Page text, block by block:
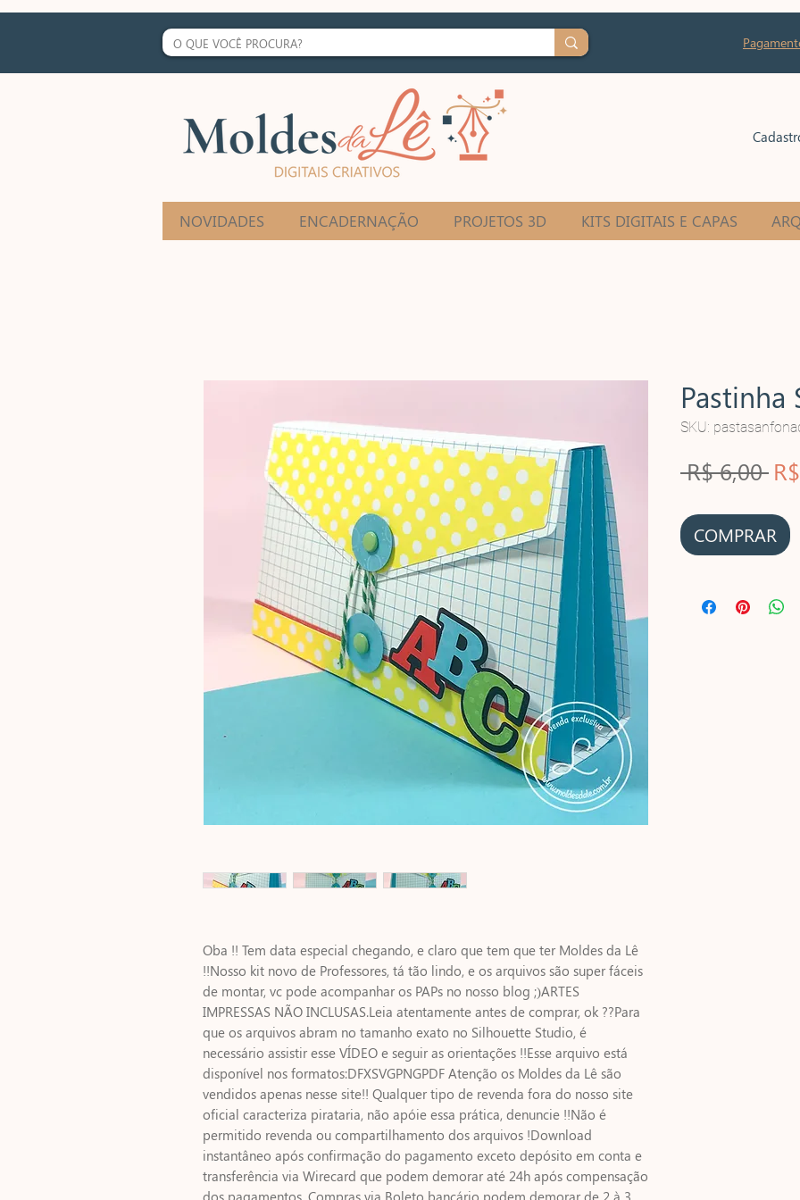
NOVIDADES ENCADERNAÇÃO PROJETOS 3D KITS DIGITAIS E CAPAS
Oba !! Tem data especial chegando, e claro que tem que ter Moldes da Lê
!!Nosso kit novo de Professores, tá tão lindo, e os arquivos são super fáceis
de montar, vc pode acompanhar os PAPs no nosso blog ;)ARTES
IMPRESSAS NÃO INCLUSAS.Leia atentamente antes de comprar, ok ??Para
que os arquivos abram no tamanho exato no Silhouette Studio, é
necessário assistir esse VÍDEO e seguir as orientações !!Esse arquivo está
disponível nos formatos:DFXSVGPNGPDF Atenção os Moldes da Lê são
vendidos apenas nesse site!! Qualquer tipo de revenda fora do nosso site
oficial caracteriza pirataria, não apóie essa prática, denuncie !!Não é
permitido revenda ou compartilhamento dos arquivos !Download
instantâneo após confirmação do pagamento exceto depósito em conta e
transferência via Wirecard que podem demorar até 24h após compensação
dos pagamentos. Compras via Boleto bancário podem demorar de 2 à 3
Pastinha
SKU:
R$ 6,00
COMPRAR